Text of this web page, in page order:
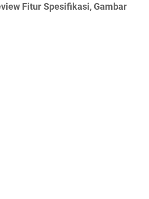
Fitur Spesifikasi, Gambar